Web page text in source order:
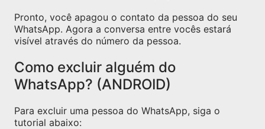
Pronto, você apagou o contato da pessoa do seu
WhatsApp. Agora a conversa entre vocês estará
visível através do número da pessoa.
Como excluir alguém do
WhatsApp? (ANDROID)
Para excluir uma pessoa do WhatsApp, siga o
tutorial abaixo: